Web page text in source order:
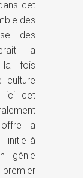
cet
des
des
la
la fois
culture
ici cet
la
l'initie à
génie